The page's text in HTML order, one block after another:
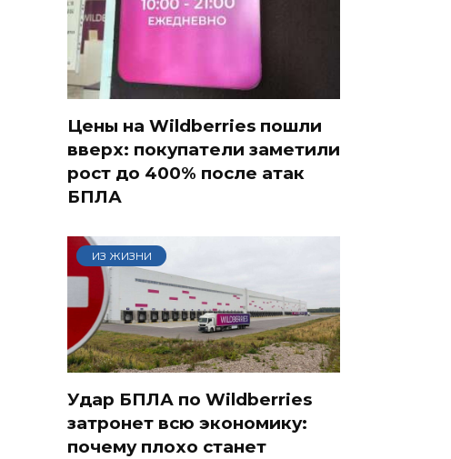
Цены на Wildberries пошли
вверх: покупатели заметили
рост до 400% после атак
БПЛА
ИЗ ЖИЗНИ
Удар БПЛА по Wildberries
затронет всю экономику:
почему плохо станет